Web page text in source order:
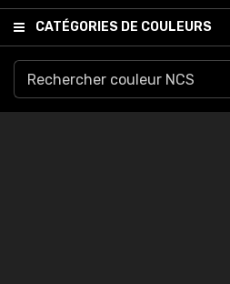
CATÉGORIES DE COULEURS